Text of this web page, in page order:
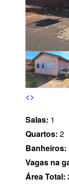
<>
Salas: 1
Quartos: 2
Banheiros:
Vagas na
Área Total: